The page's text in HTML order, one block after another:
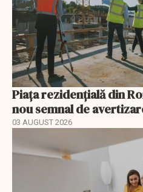
Piața rezidențială din
nou semnal de
03 AUGUST 2026